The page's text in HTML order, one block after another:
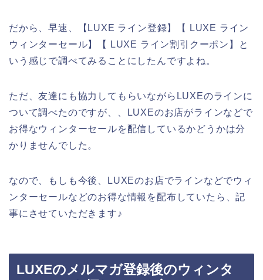
だから、早速、【LUXE ライン登録】【 LUXE ライン
ウィンターセール】【 LUXE ライン割引クーポン】と
いう感じで調べてみることにしたんですよね。
ただ、友達にも協力してもらいながらLUXEのラインに
ついて調べたのですが、、LUXEのお店がラインなどで
お得なウィンターセールを配信しているかどうかは分
かりませんでした。
なので、もしも今後、LUXEのお店でラインなどでウィ
ンターセールなどのお得な情報を配布していたら、記
事にさせていただきます♪
LUXEのメルマガ登録後のウィンタ